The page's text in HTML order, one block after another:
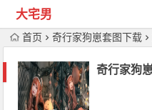
大宅男
首页 奇行家狗崽套图下载
奇行家狗